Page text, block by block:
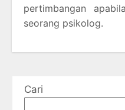
pertimbangan
seorang psikolog.
Cari